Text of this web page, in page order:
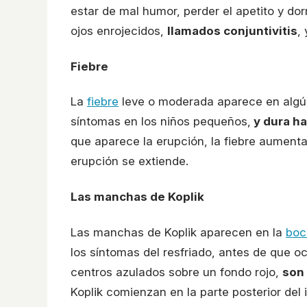
estar de mal humor, perder el apetito y
ojos enrojecidos, llamados conjuntivitis,
Fiebre
La fiebre leve o moderada aparece en
síntomas en los niños pequeños, y dura
que aparece la erupción, la fiebre
erupción se extiende.
Las manchas de Koplik
Las manchas de Koplik aparecen en la
los síntomas del resfriado, antes de que
centros azulados sobre un fondo rojo,
Koplik comienzan en la parte posterior